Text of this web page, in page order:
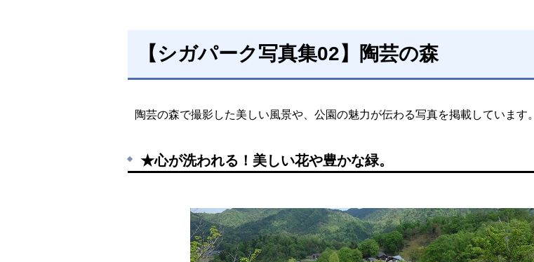
【シガパーク写真集02】陶芸の森
陶芸の森で撮影した美しい風景や、公園の魅力が伝わる写真を掲載しています。
★心が洗われる！美しい花や豊かな緑。